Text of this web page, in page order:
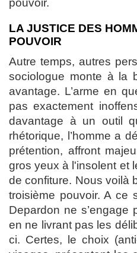
pouvoir.
LA JUSTICE DES
POUVOIR
Autre temps, autres
sociologue monte à la
avantage. L’arme en
pas exactement
davantage à un outil
rhétorique, l’homme a
prétention, affront
gros yeux à l'insolent et
de confiture. Nous voilà
troisième pouvoir. A ce
Depardon ne
en ne livrant pas les
ci. Certes, le choix